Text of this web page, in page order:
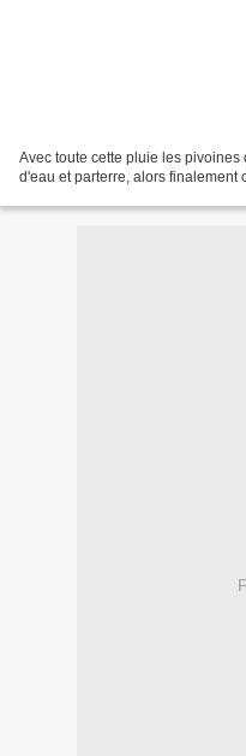
Avec toute cette pluie les
d'eau et parterre, alors finalement